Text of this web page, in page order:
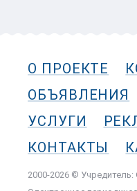
О ПРОЕКТЕ
ОБЪЯВЛЕНИЯ
УСЛУГИ
КОНТАКТЫ
2000-2026 ©